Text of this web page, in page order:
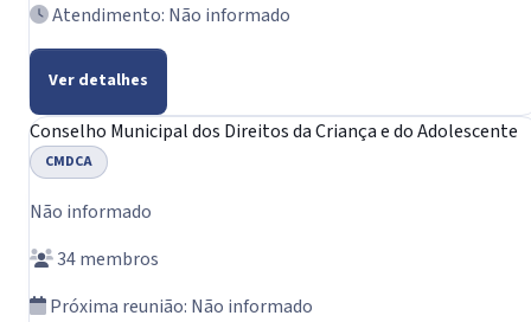
Atendimento: Não informado
Ver detalhes
Conselho Municipal dos Direitos da Criança e do Adolescente
CMDCA
Não informado
34 membros
Próxima reunião: Não informado